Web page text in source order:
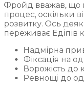
Фройд вважав, що
процес, оскільки
розвитку. Ось
переживає Едіпів
Надмірна
Фіксація на
Ворожість до
Ревнощі до